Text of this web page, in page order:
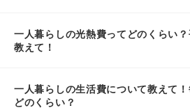
一人暮らしの光熱費ってどのくらい
教えて！
一人暮らしの生活費について教えて
どのくらい？